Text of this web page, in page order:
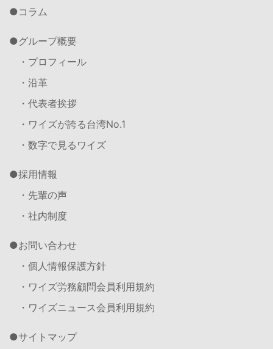
コラム
グループ概要
・プロフィール
・沿革
・代表者挨拶
・ワイズが誇る台湾No.1
・数字で見るワイズ
採用情報
・先輩の声
・社内制度
お問い合わせ
・個人情報保護方針
・ワイズ労務顧問会員利用規約
・ワイズニュース会員利用規約
サイトマップ